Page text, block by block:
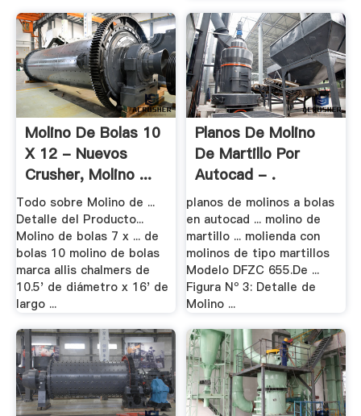
Molino De Bolas 10
X 12 - Nuevos
Crusher, Molino ...
Todo sobre Molino de ...
Detalle del Producto...
Molino de bolas 7 x ... de
bolas 10 molino de bolas
marca allis chalmers de
10.5' de diámetro x 16' de
largo ...
Planos De Molino
De Martillo Por
Autocad - .
planos de molinos a bolas
en autocad ... molino de
martillo ... molienda con
molinos de tipo martillos
Modelo DFZC 655.De ...
Figura Nº 3: Detalle de
Molino ...